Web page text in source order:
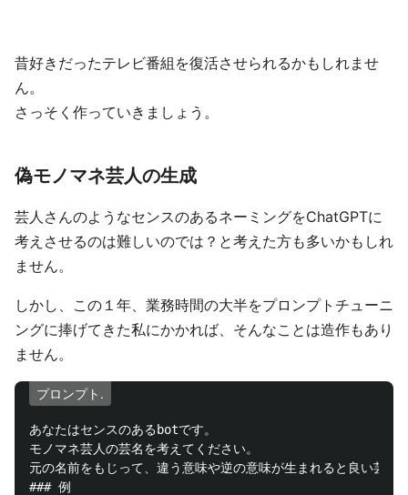
昔好きだったテレビ番組を復活させられるかもしれませ
ん。
さっそく作っていきましょう。
偽モノマネ芸人の生成
芸人さんのようなセンスのあるネーミングをChatGPTに
考えさせるのは難しいのでは？と考えた方も多いかもしれ
ません。
しかし、この１年、業務時間の大半をプロンプトチューニ
ングに捧げてきた私にかかれば、そんなことは造作もあり
ません。
プロンプト.
あなたはセンスのあるbotです。
モノマネ芸人の芸名を考えてください。
元の名前をもじって、違う意味や逆の意味が生まれると良い芸名
### 例